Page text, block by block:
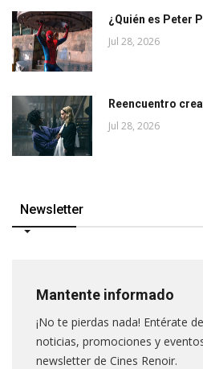
¿Quién es Peter
Jul 28, 2026
Reencuentro
Jul 28, 2026
Newsletter
Mantente informado
¡No te pierdas nada! Entérate
noticias, promociones y
newsletter de Cines Renoir.